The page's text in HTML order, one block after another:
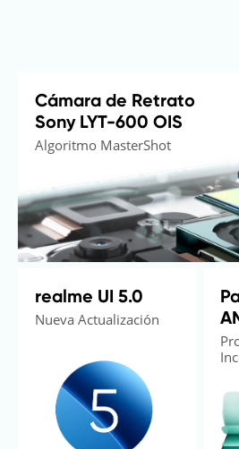
Cámara de Retrato
Sony LYT-600 OIS
Algoritmo MasterShot
realme UI 5.0
Nueva Actualización